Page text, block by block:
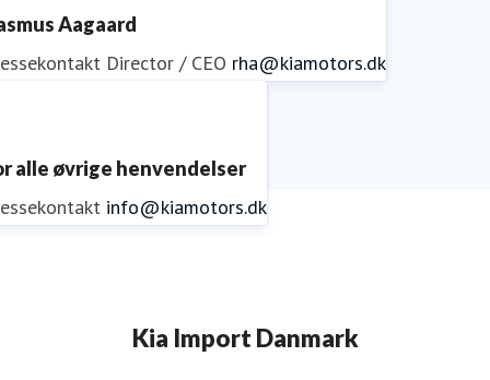
Aagaard
Director / CEO rha@kiamotors.dk
alle øvrige henvendelser
info@kiamotors.dk
Kia Import Danmark